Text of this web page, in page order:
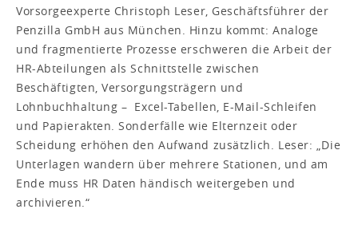
Vorsorgeexperte Christoph Leser, Geschäftsführer der
Penzilla GmbH aus München. Hinzu kommt: Analoge
und fragmentierte Prozesse erschweren die Arbeit der
HR-Abteilungen als Schnittstelle zwischen
Beschäftigten, Versorgungsträgern und
Lohnbuchhaltung – Excel-Tabellen, E-Mail-Schleifen
und Papierakten. Sonderfälle wie Elternzeit oder
Scheidung erhöhen den Aufwand zusätzlich. Leser: „Die
Unterlagen wandern über mehrere Stationen, und am
Ende muss HR Daten händisch weitergeben und
archivieren.“